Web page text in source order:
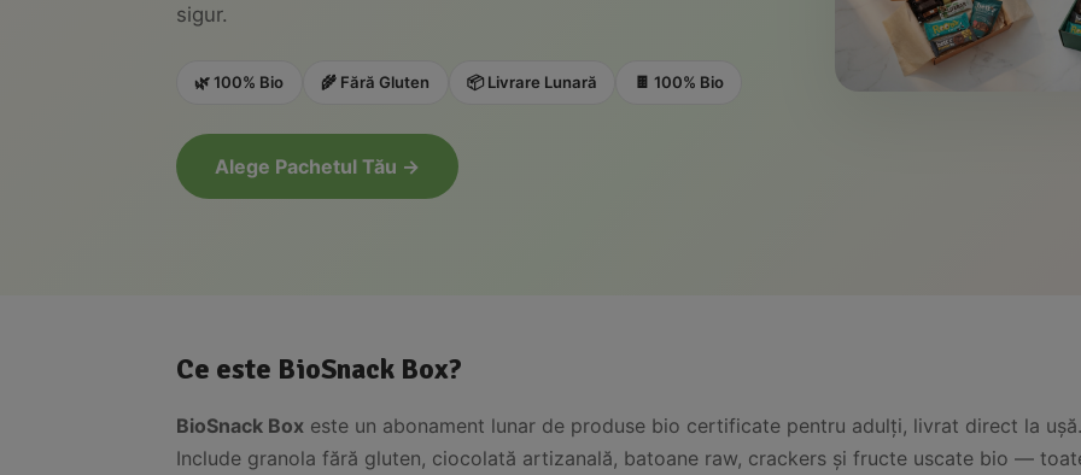
sigur.
🌿 100% Bio 🌾 Fără Gluten 📦 Livrare Lunară 🍫 100% Bio
Alege Pachetul Tău →
Ce este BioSnack Box?
BioSnack Box este un abonament lunar de produse bio certificate pentru adulți, livrat direct la ușă.
Include granola fără gluten, ciocolată artizanală, batoane raw, crackers și fructe uscate bio —